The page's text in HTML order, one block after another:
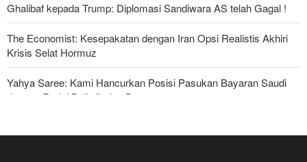
Ghalibaf kepada Trump: Diplomasi Sandiwara AS telah Gagal !
The Economist: Kesepakatan dengan Iran Opsi Realistis Akhiri
Krisis Selat Hormuz
Yahya Saree: Kami Hancurkan Posisi Pasukan Bayaran Saudi
dengan Rudal Balistik dan Drone